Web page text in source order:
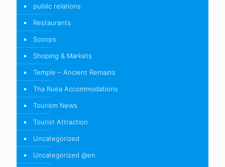
public relations
Restaurants
Scoops
Shoping & Markets
Temple – Ancient Remains
Tha Ruea Accommodations
Tourism News
Tourist Attraction
Uncategorized
Uncategorized @en